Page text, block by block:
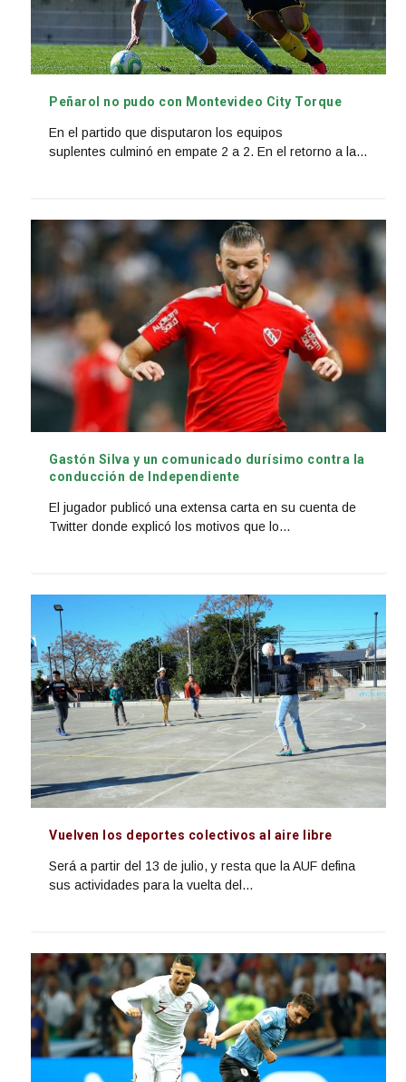
Peñarol no pudo con Montevideo City Torque
En el partido que disputaron los equipos
suplentes culminó en empate 2 a 2. En el retorno a la...
Gastón Silva y un comunicado durísimo contra la
conducción de Independiente
El jugador publicó una extensa carta en su cuenta de
Twitter donde explicó los motivos que lo...
Vuelven los deportes colectivos al aire libre
Será a partir del 13 de julio, y resta que la AUF defina
sus actividades para la vuelta del...